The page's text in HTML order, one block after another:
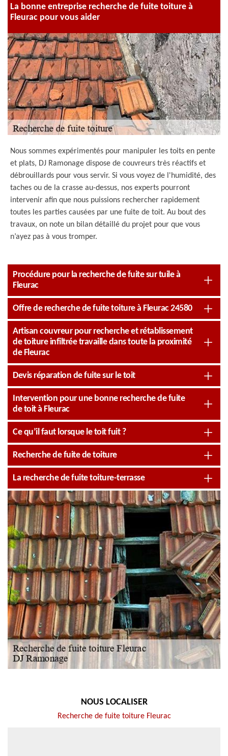
La bonne entreprise recherche de fuite toiture à
Fleurac pour vous aider
Nous sommes expérimentés pour manipuler les toits en pente
et plats, DJ Ramonage dispose de couvreurs très réactifs et
débrouillards pour vous servir. Si vous voyez de l'humidité, des
taches ou de la crasse au-dessus, nos experts pourront
intervenir afin que nous puissions rechercher rapidement
toutes les parties causées par une fuite de toit. Au bout des
travaux, on note un bilan détaillé du projet pour que vous
n’ayez pas à vous tromper.
Procédure pour la recherche de fuite sur tuile à
Fleurac
Offre de recherche de fuite toiture à Fleurac 24580
Artisan couvreur pour recherche et rétablissement
de toiture infiltrée travaille dans toute la proximité
de Fleurac
Devis réparation de fuite sur le toit
Intervention pour une bonne recherche de fuite
de toit à Fleurac
Ce qu’il faut lorsque le toit fuit ?
Recherche de fuite de toiture
La recherche de fuite toiture-terrasse
NOUS LOCALISER
Recherche de fuite toiture Fleurac